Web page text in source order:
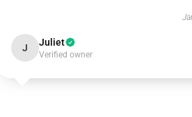
J Juliet
Verified owner